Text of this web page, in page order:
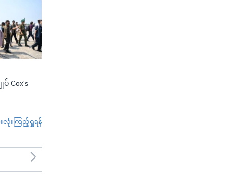
Cox's
လုံးကြည့်ရှုရန်